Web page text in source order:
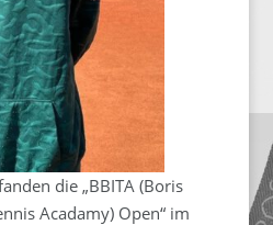
die „BBITA (Boris
Acadamy) Open“ im